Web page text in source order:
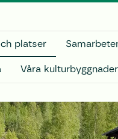
platser
Våra kulturbyggnader